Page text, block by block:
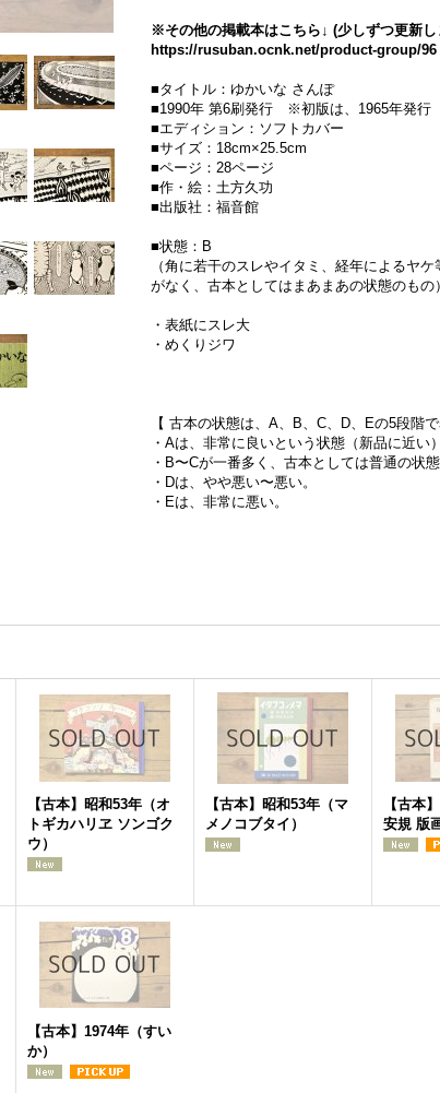
※その他の掲載本はこちら↓ (少しずつ更新し
https://rusuban.ocnk.net/product-group/96
■タイトル：ゆかいな さんぽ
■1990年 第6刷発行 ※初版は、1965年発行
■エディション：ソフトカバー
■サイズ：18cm×25.5cm
■ページ：28ページ
■作・絵：土方久功
■出版社：福音館
■状態：B
（角に若干のスレやイタミ、経年によるヤ
がなく、古本としてはまあまあの状態のもの
・表紙にスレ大
・めくりジワ
【 古本の状態は、A、B、C、D、Eの5段階
・Aは、非常に良いという状態（新品に近い
・B〜Cが一番多く、古本としては普通の状
・Dは、やや悪い〜悪い。
・Eは、非常に悪い。
【古本】昭和53年（オ
トギカハリヱ ソンゴク
ウ）
【古本】昭和53年（マ
メノコブタイ）
【古本
安規 版
【古本】1974年（すい
か）